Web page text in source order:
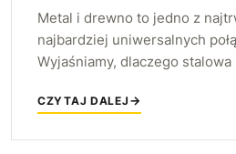
Metal i drewno to jedno z
najbardziej uniwersalnych
Wyjaśniamy, dlaczego
jak wygląda to w meblach YRKE.
CZYTAJ DALEJ